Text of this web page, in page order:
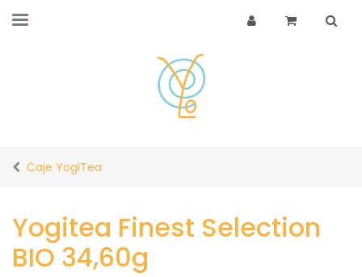
Čaje YogiTea
Yogitea Finest Selection
BIO 34,60g